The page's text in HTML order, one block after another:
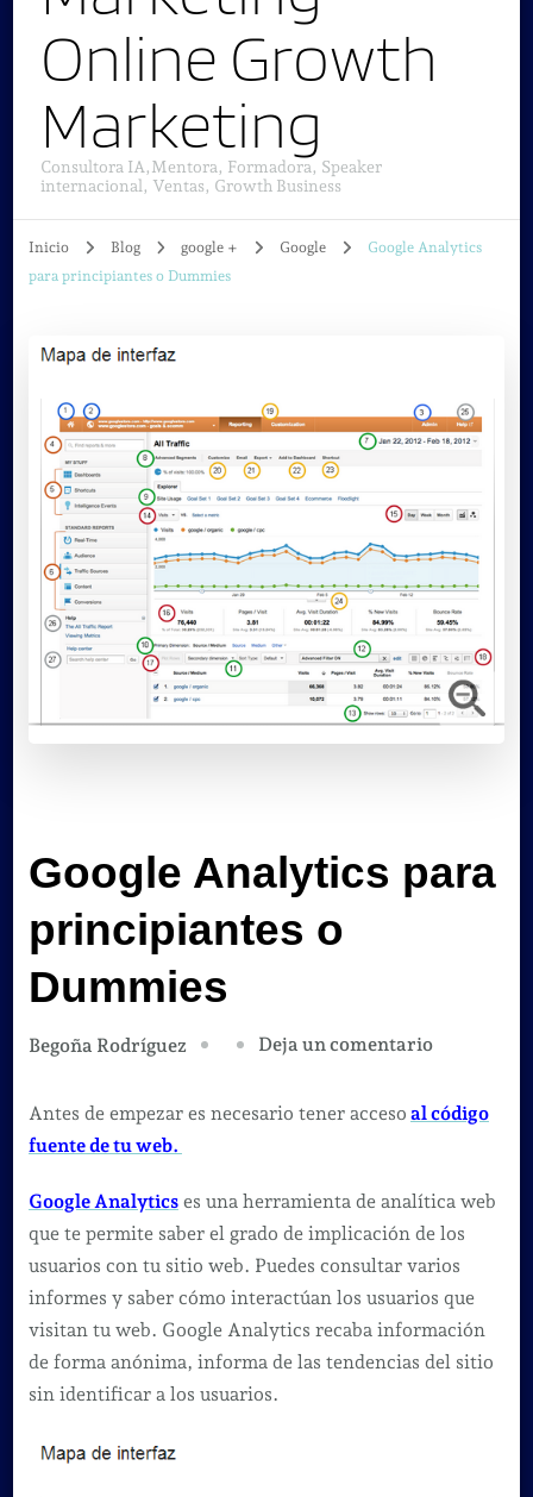
Online Growth
Marketing
Consultora IA,Mentora, Formadora, Speaker
internacional, Ventas, Growth Business
Inicio Blog google + Google
Google Analytics
para principiantes o Dummies
Google Analytics para
principiantes o
Dummies
Begoña Rodríguez Deja un comentarioen
Analytics
o
Dummies
Antes de empezar es necesario tener acceso al código
fuente de tu web.
Google Analyticses una herramienta de analítica web
que te permite saber el grado de implicación de los
usuarios con tu sitio web. Puedes consultar varios
informes y saber cómo interactúan los usuarios que
visitan tu web. Google Analytics recaba información
de forma anónima, informa de las tendencias del sitio
sin identificar a los usuarios.